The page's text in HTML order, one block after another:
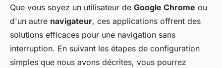
Que vous soyez un utilisateur de Google Chrome ou
d'un autre navigateur, ces applications offrent des
solutions efficaces pour une navigation sans
interruption. En suivant les étapes de configuration
simples que nous avons décrites, vous pourrez